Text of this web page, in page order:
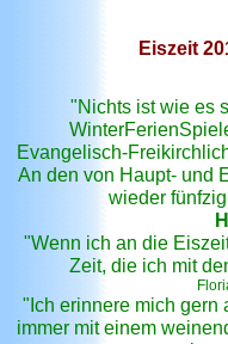
Eiszeit
"Nichts ist wie es
Evangelisch-
An den von Haupt- und
wieder
"Wenn ich an die
Zeit, die ich mit
"Ich erinnere mich gern
immer mit einem